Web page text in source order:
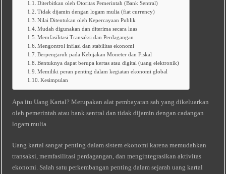
Diterbitkan oleh Otoritas Pemerintah (Bank Sentral)
Tidak dijamin dengan logam mulia (fiat currency)
Nilai Ditentukan oleh Kepercayaan Publik
Mudah digunakan dan diterima secara luas
Memfasilitasi Transaksi dan Perdagangan
Mengontrol inflasi dan stabilitas ekonomi
Berpengaruh pada Kebijakan Moneter dan Fiskal
Bentuknya dapat berupa kertas atau digital (uang elektronik)
Memiliki peran penting dalam kegiatan ekonomi global
Kesimpulan
Apa itu Uang Kartal? Merupakan alat pembayaran sah yang dikeluarkan
oleh pemerintah atau bank sentral dan tidak dijamin dengan cadangan
logam mulia.
Uang kartal sangat penting dalam sistem ekonomi karena memudahkan
transaksi, memfasilitasi perdagangan, dan mengintegrasikan aktivitas
ekonomi. Salah satu perkembangan penting dalam sejarah uang kartal